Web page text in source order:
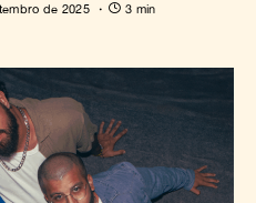
de 2025 3 min